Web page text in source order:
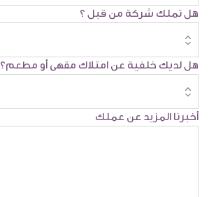
هل تملك شركة من قبل ؟
هل لديك خلفية عن امتلاك مقهى أو مطعم؟
أخبرنا المزيد عن عملك